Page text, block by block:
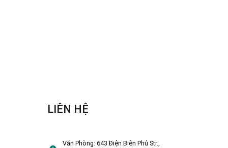
LIÊN HỆ
Văn Phòng:643 Điện Biên Phủ Str.,